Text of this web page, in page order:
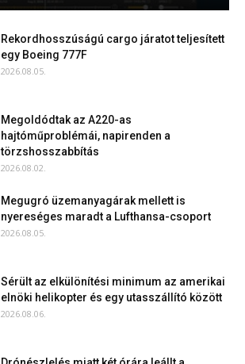
Rekordhosszúságú cargo járatot teljesített
egy Boeing 777F
2026.08.05.
Megoldódtak az A220-as
hajtóműproblémái, napirenden a
törzshosszabbítás
2026.08.02.
Megugró üzemanyagárak mellett is
nyereséges maradt a Lufthansa-csoport
2026.08.05.
Sérült az elkülönítési minimum az amerikai
elnöki helikopter és egy utasszállító között
2026.08.06.